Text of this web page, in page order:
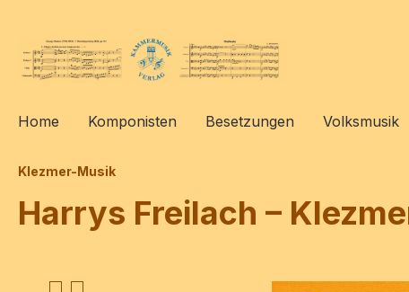
Home Komponisten Besetzungen Volksmusik
Klezmer-Musik
Harrys Freilach –